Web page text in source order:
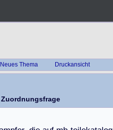
Neues Thema Druckansicht
Zuordnungsfrage